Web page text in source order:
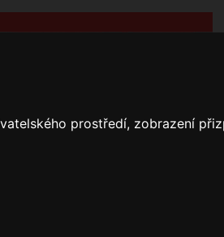
prostředí, zobrazení